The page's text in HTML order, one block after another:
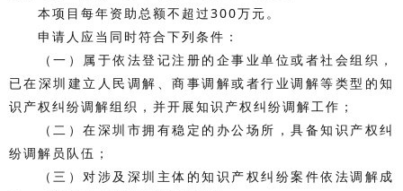
本项目每年资助总额不超过300万元。
申请人应当同时符合下列条件：
（一）属于依法登记注册的企事业单位或者社会组织，
已在深圳建立人民调解、商事调解或者行业调解等类型的知
识产权纠纷调解组织，并开展知识产权纠纷调解工作；
（二）在深圳市拥有稳定的办公场所，具备知识产权纠
纷调解员队伍；
（三）对涉及深圳主体的知识产权纠纷案件依法调解成